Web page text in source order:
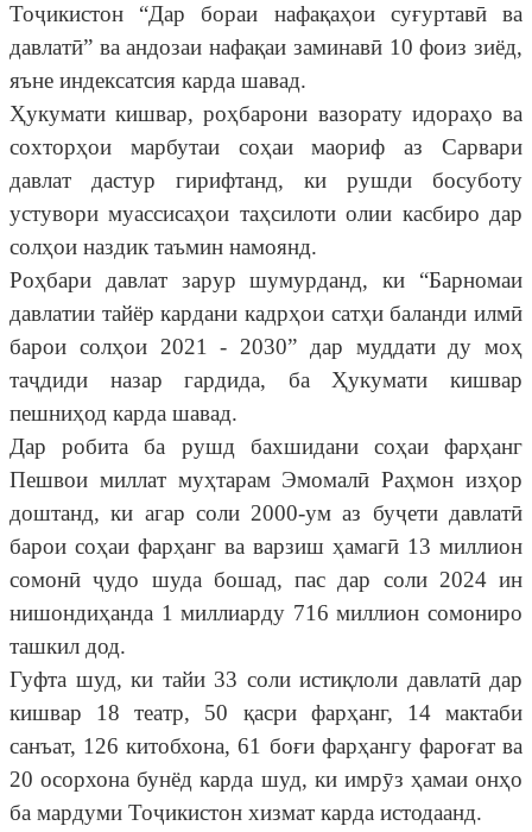
Тоҷикистон “Дар бораи нафақаҳои суғуртавӣ ва
давлатӣ” ва андозаи нафақаи заминавӣ 10 фоиз зиёд,
яъне индексатсия карда шавад.
Ҳукумати кишвар, роҳбарони вазорату идораҳо ва
сохторҳои марбутаи соҳаи маориф аз Сарвари
давлат дастур гирифтанд, ки рушди босуботу
устувори муассисаҳои таҳсилоти олии касбиро дар
солҳои наздик таъмин намоянд.
Роҳбари давлат зарур шумурданд, ки “Барномаи
давлатии тайёр кардани кадрҳои сатҳи баланди илмӣ
барои солҳои 2021 - 2030” дар муддати ду моҳ
таҷдиди назар гардида, ба Ҳукумати кишвар
пешниҳод карда шавад.
Дар робита ба рушд бахшидани соҳаи фарҳанг
Пешвои миллат муҳтарам Эмомалӣ Раҳмон изҳор
доштанд, ки агар соли 2000-ум аз буҷети давлатӣ
барои соҳаи фарҳанг ва варзиш ҳамагӣ 13 миллион
сомонӣ ҷудо шуда бошад, пас дар соли 2024 ин
нишондиҳанда 1 миллиарду 716 миллион сомониро
ташкил дод.
Гуфта шуд, ки тайи 33 соли истиқлоли давлатӣ дар
кишвар 18 театр, 50 қасри фарҳанг, 14 мактаби
санъат, 126 китобхона, 61 боғи фарҳангу фароғат ва
20 осорхона бунёд карда шуд, ки имрӯз ҳамаи онҳо
ба мардуми Тоҷикистон хизмат карда истодаанд.